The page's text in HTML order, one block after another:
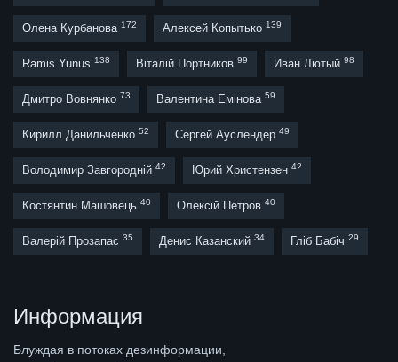
Олена Курбанова 172 Алексей Копытько 139
Ramis Yunus 138 Віталій Портников 99 Иван Лютый 98
Дмитро Вовнянко 73 Валентина Емінова 59
Кирилл Данильченко 52 Сергей Ауслендер 49
Володимир Завгородній 42 Юрий Христензен 42
Костянтин Машовець 40 Олексій Петров 40
Валерій Прозапас 35 Денис Казанский 34 Гліб Бабіч 29
Информация
Блуждая в потоках дезинформации,